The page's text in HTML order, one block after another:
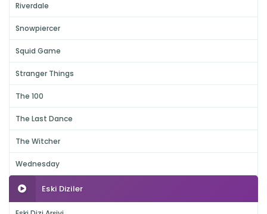
Riverdale
Snowpiercer
Squid Game
Stranger Things
The 100
The Last Dance
The Witcher
Wednesday
Eski Diziler